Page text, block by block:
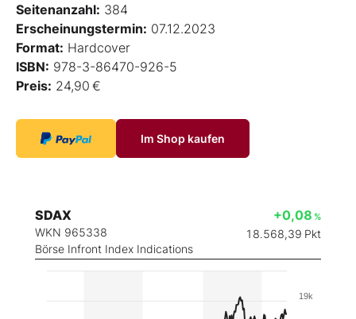
Seitenanzahl: 384
Erscheinungstermin: 07.12.2023
Format: Hardcover
ISBN: 978-3-86470-926-5
Preis: 24,90 €
Im Shop kaufen
SDAX
WKN 965338
Börse Infront Index Indications
+0,08 %
18.568,39 Pkt
19k